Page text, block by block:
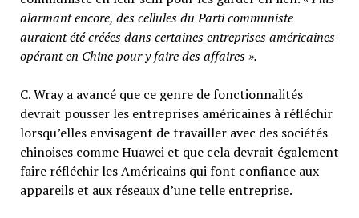
alarmant encore, des cellules du Parti communiste
auraient été créées dans certaines entreprises américaines
opérant en Chine pour y faire des affaires ».
C. Wray a avancé que ce genre de fonctionnalités
devrait pousser les entreprises américaines à réfléchir
lorsqu’elles envisagent de travailler avec des sociétés
chinoises comme Huawei et que cela devrait également
faire réfléchir les Américains qui font confiance aux
appareils et aux réseaux d’une telle entreprise.